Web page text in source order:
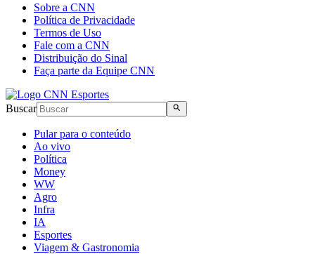
Sobre a CNN
Política de Privacidade
Termos de Uso
Fale com a CNN
Distribuição do Sinal
Faça parte da Equipe CNN
Buscar
Pular para o conteúdo
Ao vivo
Política
Money
WW
Agro
Infra
IA
Esportes
Viagem & Gastronomia